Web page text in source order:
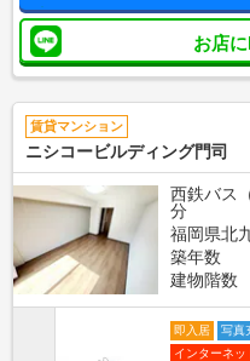
お店
賃貸マンション
ニシコービルディング門司
西鉄バス
分
福岡県北
築年数
建物階数
即入居 写真
インターネッ